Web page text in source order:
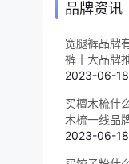
品牌资讯
宽腿裤品牌
裤十大品牌
2023-06-18
买檀木梳什
木梳一线品
2023-06-18